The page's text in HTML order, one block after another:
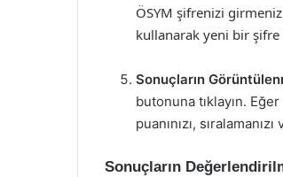
ÖSYM şifrenizi
kullanarak yeni bir
Sonuçların
butonuna tıklayın.
puanınızı,
Sonuçların